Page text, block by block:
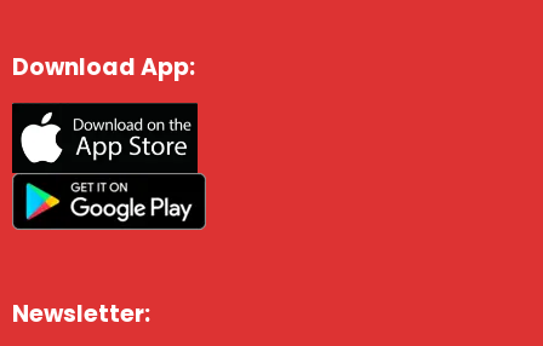
Download App:
Newsletter: